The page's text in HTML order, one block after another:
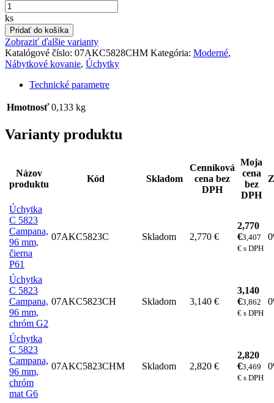
ks
Pridať do košíka
Zobraziť ďalšie varianty
Katalógové číslo: 07AKC5828CHM Kategória: Moderné,
Nábytkové kovanie, Úchytky
Technické parametre
Hmotnosť 0,133 kg
Varianty produktu
Názov
produktu
Kód Skladom
Cenníková
cena bez
DPH
Moja
cena
bez
DPH
Úchytka
C 5823
Campana,
96 mm,
čierna
P61
07AKC5823C Skladom 2,770 €
2,770
€3,407
€ s DPH
Úchytka
C 5823
Campana,
96 mm,
chróm G2
07AKC5823CH Skladom 3,140 €
3,140
€3,862
€ s DPH
Úchytka
C 5823
Campana,
96 mm,
chróm
mat G6
07AKC5823CHM Skladom 2,820 €
2,820
€3,469
€ s DPH